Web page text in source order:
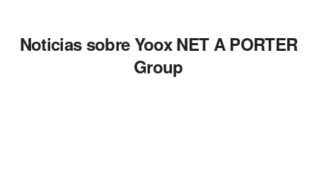
Noticias sobre Yoox NET A PORTER
Group